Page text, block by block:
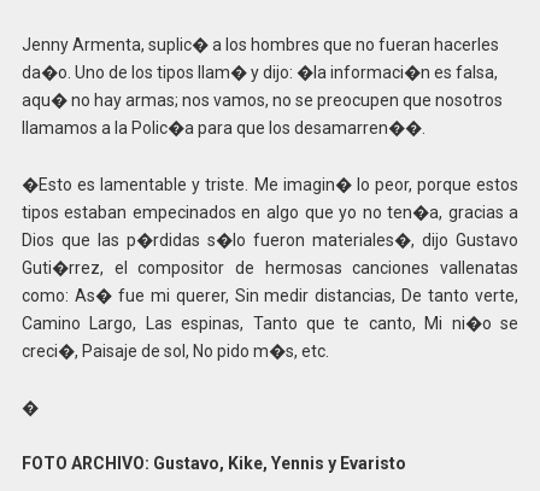
Jenny Armenta, suplic� a los hombres que no fueran hacerles
da�o. Uno de los tipos llam� y dijo: �la informaci�n es falsa,
aqu� no hay armas; nos vamos, no se preocupen que nosotros
llamamos a la Polic�a para que los desamarren��.
�Esto es lamentable y triste. Me imagin� lo peor, porque estos
tipos estaban empecinados en algo que yo no ten�a, gracias a
Dios que las p�rdidas s�lo fueron materiales�, dijo Gustavo
Guti�rrez, el compositor de hermosas canciones vallenatas
como: As� fue mi querer, Sin medir distancias, De tanto verte,
Camino Largo, Las espinas, Tanto que te canto, Mi ni�o se
creci�, Paisaje de sol, No pido m�s, etc.
�
FOTO ARCHIVO: Gustavo, Kike, Yennis y Evaristo